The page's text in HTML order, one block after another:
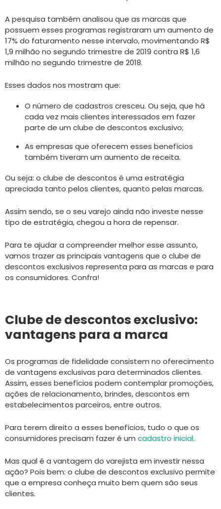
A pesquisa também analisou que as marcas que
possuem esses programas registraram um aumento de
17% do faturamento nesse intervalo, movimentando R$
1,9 milhão no segundo trimestre de 2019 contra R$ 1,6
milhão no segundo trimestre de 2018.
Esses dados nos mostram que:
O número de cadastros cresceu. Ou seja, que há
cada vez mais clientes interessados em fazer
parte de um clube de descontos exclusivo;
As empresas que oferecem esses benefícios
também tiveram um aumento de receita.
Ou seja: o clube de descontos é uma estratégia
apreciada tanto pelos clientes, quanto pelas marcas.
Assim sendo, se o seu varejo ainda não investe nesse
tipo de estratégia, chegou a hora de repensar.
Para te ajudar a compreender melhor esse assunto,
vamos trazer as principais vantagens que o clube de
descontos exclusivos representa para as marcas e para
os consumidores. Confra!
Clube de descontos exclusivo:
vantagens para a marca
Os programas de fidelidade consistem no oferecimento
de vantagens exclusivas para determinados clientes.
Assim, esses benefícios podem contemplar promoções,
ações de relacionamento, brindes, descontos em
estabelecimentos parceiros, entre outros.
Para terem direito a esses benefícios, tudo o que os
consumidores precisam fazer é um cadastro inicial.
Mas qual é a vantagem do varejista em investir nessa
ação? Pois bem: o clube de descontos exclusivo permite
que a empresa conheça muito bem quem são seus
clientes.